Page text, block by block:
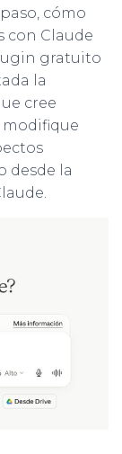
cómo
con Claude
gratuito
la
cree
modifique
desde la